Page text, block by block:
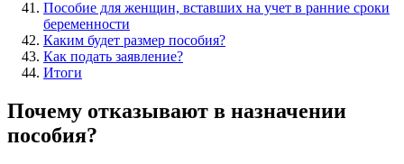
Пособие для женщин, вставших на учет в ранние сроки
беременности
Каким будет размер пособия?
Как подать заявление?
Итоги
Почему отказывают в назначении
пособия?